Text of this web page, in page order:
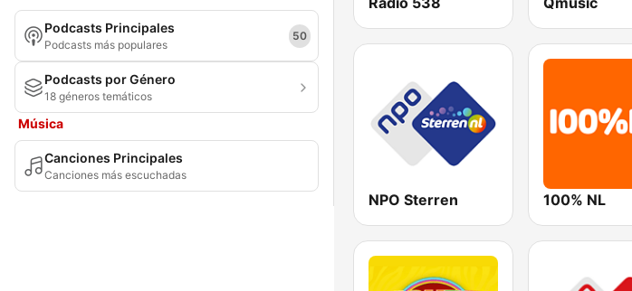
Podcasts Principales
Podcasts más populares
50
Podcasts por Género
18 géneros temáticos
Música
Canciones Principales
Canciones más escuchadas
NPO Sterren 100% NL